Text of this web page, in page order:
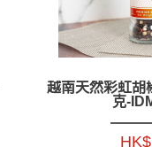
越南天然彩虹胡
克-